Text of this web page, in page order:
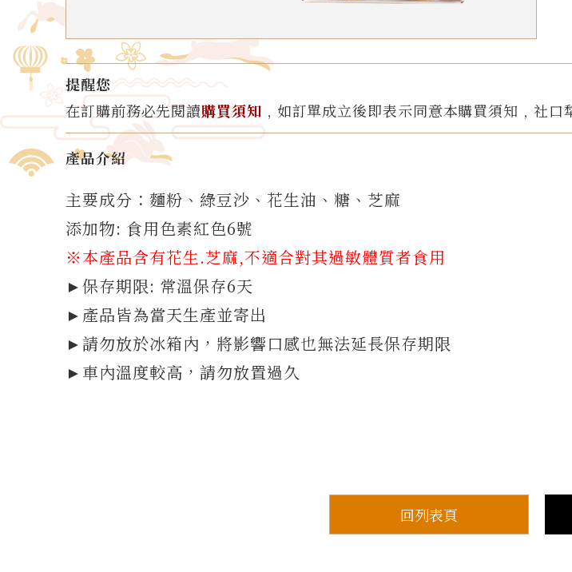
提醒您
在訂購前務必先閱讀購買須知 ﹐如訂單成立後即表示同意本購買須知﹐社
產品介紹
主要成分：麵粉、綠豆沙、花生油、糖、芝麻
添加物: 食用色素紅色6號
※本產品含有花生.芝麻,不適合對其過敏體質者食用
►保存期限: 常溫保存6天
►產品皆為當天生產並寄出
►請勿放於冰箱內，將影響口感也無法延長保存期限
►車內溫度較高，請勿放置過久
回列表頁